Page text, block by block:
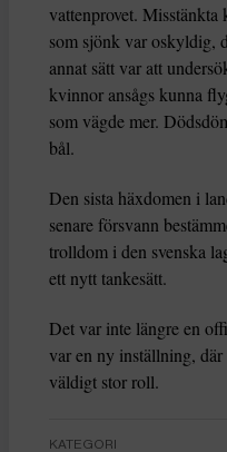
vattenprovet.
som sjönk var oskyldig,
annat sätt var att
kvinnor ansågs kunna
som vägde mer.
bål.
Den sista häxdomen i
senare försvann
trolldom i den svenska
ett nytt tankesätt.
Det var inte längre en
var en ny inställning, där
väldigt stor roll.
KATEGORI